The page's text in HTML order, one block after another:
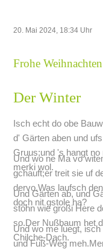
20. Mai 2024, 18:34 Uhr
Der Winter
Isch echt do obe
d' Gärten aben und
Gruus;und 's hangt
merki wol.
Und wo ne Ma vo
gchauft;er treit sie uf
dervo.Was laufsch
doch nit gstole ha?
Und Gärten ab, und
stöhn wie großi Here
so.Der Nußbaum het
Chilche-Dach.
Und wo me luegt,
und Fuß-Weg